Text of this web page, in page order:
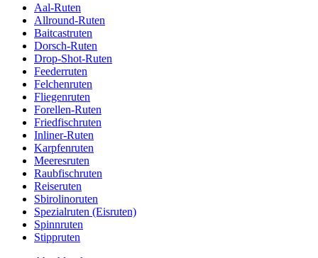
Aal-Ruten
Allround-Ruten
Baitcastruten
Dorsch-Ruten
Drop-Shot-Ruten
Feederruten
Felchenruten
Fliegenruten
Forellen-Ruten
Friedfischruten
Inliner-Ruten
Karpfenruten
Meeresruten
Raubfischruten
Reiseruten
Sbirolinoruten
Spezialruten (Eisruten)
Spinnruten
Stippruten